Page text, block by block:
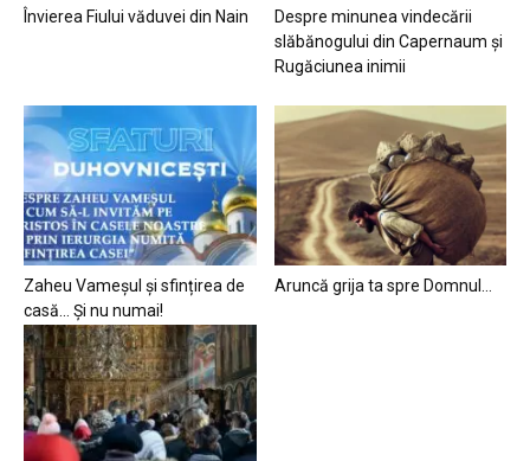
Învierea Fiului văduvei din Nain
Despre minunea vindecării
slăbănogului din Capernaum și
Rugăciunea inimii
Zaheu Vameșul și sfințirea de
casă… Și nu numai!
Aruncă grija ta spre Domnul…